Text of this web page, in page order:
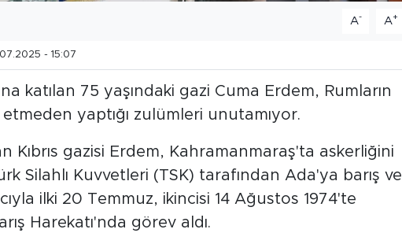
A- A+
- 15:07
katılan 75 yaşındaki gazi Cuma Erdem, Rumların
etmeden yaptığı zulümleri unutamıyor.
Kıbrıs gazisi Erdem, Kahramanmaraş'ta askerliğini
Silahlı Kuvvetleri (TSK) tarafından Ada'ya barış ve
ilki 20 Temmuz, ikincisi 14 Ağustos 1974'te
Harekatı'nda görev aldı.